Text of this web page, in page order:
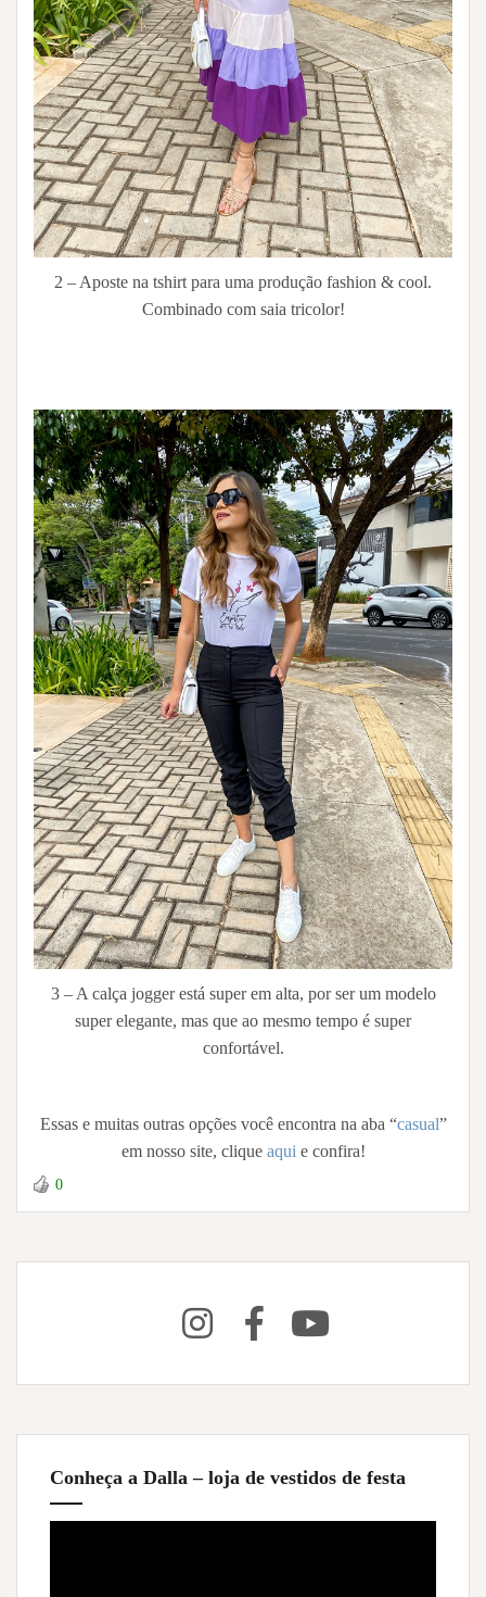
2 – Aposte na tshirt para uma produção fashion & cool.
Combinado com saia tricolor!
3 – A calça jogger está super em alta, por ser um modelo
super elegante, mas que ao mesmo tempo é super
confortável.
Essas e muitas outras opções você encontra na aba “casual”
em nosso site, clique aqui e confira!
0
Conheça a Dalla – loja de vestidos de festa